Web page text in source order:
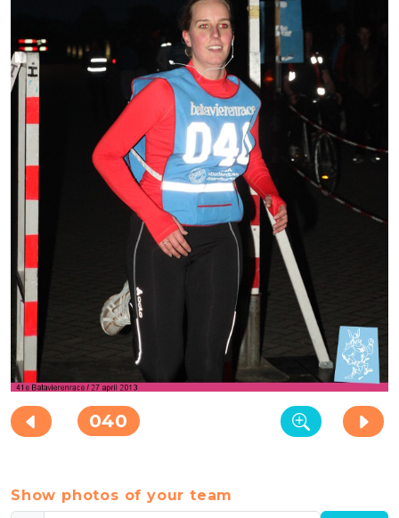
040
Show photos of your team